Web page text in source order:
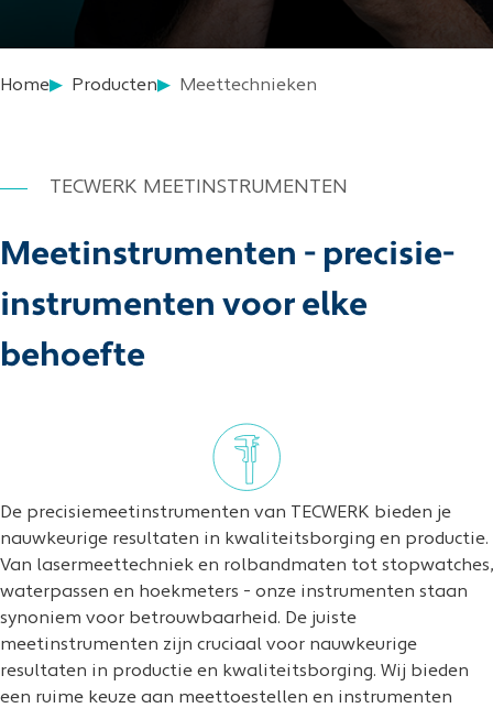
Home Producten Meettechnieken
Meetinstrumenten - precisie-
instrumenten voor elke
behoefte
TECWERK MEETINSTRUMENTEN
De precisiemeetinstrumenten van TECWERK bieden je
nauwkeurige resultaten in kwaliteitsborging en productie.
Van lasermeettechniek en rolbandmaten tot stopwatches,
waterpassen en hoekmeters - onze instrumenten staan
synoniem voor betrouwbaarheid. De juiste
meetinstrumenten zijn cruciaal voor nauwkeurige
resultaten in productie en kwaliteitsborging. Wij bieden
een ruime keuze aan meettoestellen en instrumenten